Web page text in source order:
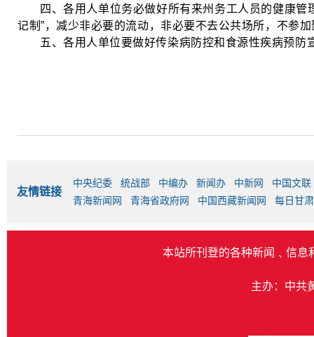
四、各用人单位务必做好所有来州务工人员的健康
记制”，减少非必要的流动，非必要不去公共场所，不参
五、各用人单位要做好传染病防控和食源性疾病预
友情链接
中央纪委 统战部 中编办 新闻办 中新网
中国文联
青海新闻网
青海省政府网 中国西藏新闻网 每日甘
本站所刊登的各种新闻﹑信息
主办：中共